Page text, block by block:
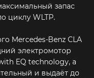
запас
циклу WLTP.
Mercedes-Benz CLA
электромотор
EQ technology, а
и выдаёт до